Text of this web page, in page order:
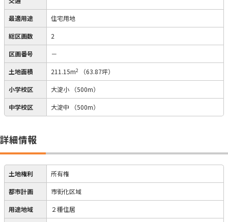
最適用途 住宅用地
総区画数 2
区画番号 －
土地面積 211.15m2 （63.87坪）
小学校区 大淀小 （500m）
中学校区 大淀中 （500m）
詳細情報
土地権利 所有権
都市計画 市街化区域
用途地域 ２種住居